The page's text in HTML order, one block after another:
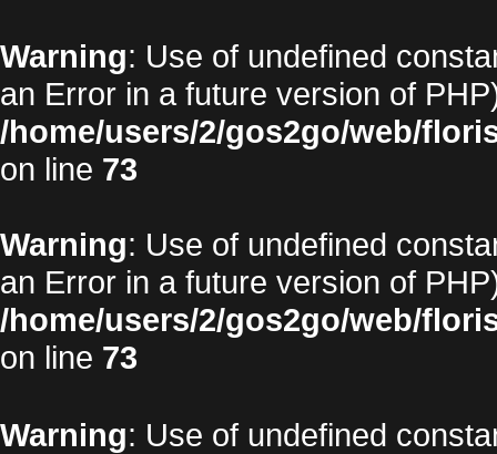
Warning: Use of undefined
an Error in a future version of
/home/users/2/gos2go/web/
on line 73
Warning: Use of undefined
an Error in a future version of
/home/users/2/gos2go/web/
on line 73
Warning: Use of undefined